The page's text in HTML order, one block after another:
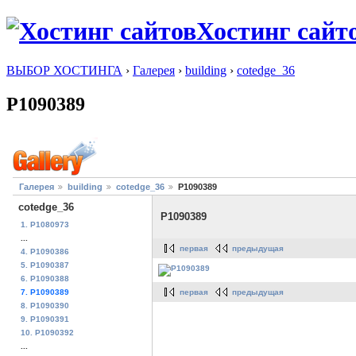
Хостинг
ВЫБОР ХОСТИНГА › Галерея › building › cotedge_36
P1090389
Галерея building cotedge_36 P1090389
cotedge_36
1. P1080973
...
4. P1090386
5. P1090387
6. P1090388
7. P1090389
8. P1090390
9. P1090391
10. P1090392
...
P1090389
первая предыдущая
первая предыдущая